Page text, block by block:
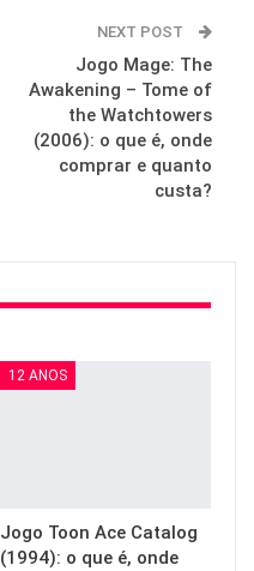
NEXT POST
Jogo Mage: The
Awakening – Tome of
the Watchtowers
(2006): o que é, onde
comprar e quanto
custa?
12 ANOS
Jogo Toon Ace Catalog
(1994): o que é, onde